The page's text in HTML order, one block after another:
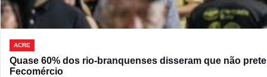
ACRE
Quase 60% dos rio-branquenses disseram que não
Fecomércio